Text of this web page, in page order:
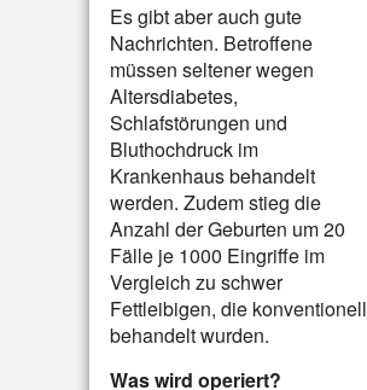
Es gibt aber auch gute
Nachrichten. Betroffene
müssen seltener wegen
Altersdiabetes,
Schlafstörungen und
Bluthochdruck im
Krankenhaus behandelt
werden. Zudem stieg die
Anzahl der Geburten um 20
Fälle je 1000 Eingriffe im
Vergleich zu schwer
Fettleibigen, die konventionell
behandelt wurden.
Was wird operiert?